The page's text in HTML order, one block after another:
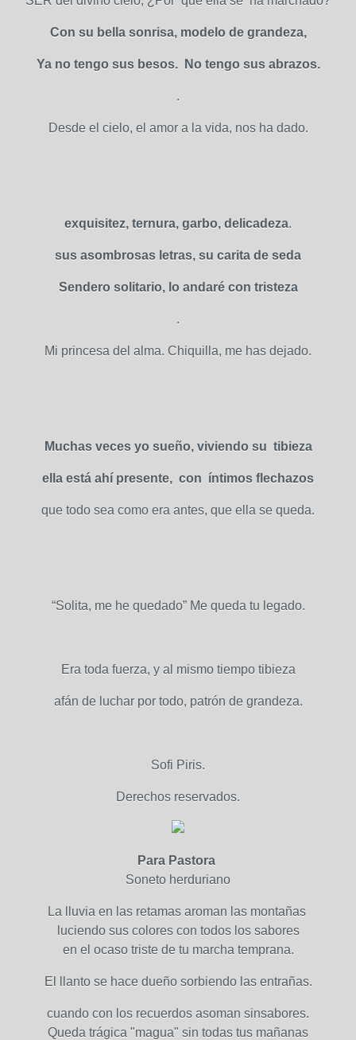
Con su bella sonrisa, modelo de grandeza,
Ya no tengo sus besos. No tengo sus abrazos.
.
Desde el cielo, el amor a la vida, nos ha dado.
exquisitez, ternura, garbo, delicadeza.
sus asombrosas letras, su carita de seda
Sendero solitario, lo andaré con tristeza
.
Mi princesa del alma. Chiquilla, me has dejado.
Muchas veces yo sueño, viviendo su tibieza
ella está ahí presente, con íntimos flechazos
que todo sea como era antes, que ella se queda.
“Solita, me he quedado” Me queda tu legado.
Era toda fuerza, y al mismo tiempo tibieza
afán de luchar por todo, patrón de grandeza.
Sofi Piris.
Derechos reservados.
Para Pastora
Soneto herduriano
La lluvia en las retamas aroman las montañas
luciendo sus colores con todos los sabores
en el ocaso triste de tu marcha temprana.
El llanto se hace dueño sorbiendo las entrañas.
cuando con los recuerdos asoman sinsabores.
Queda trágica "magua" sin todas tus mañanas